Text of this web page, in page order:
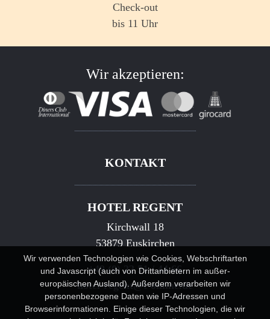
Check-out
bis 11 Uhr
Wir akzeptieren:
KONTAKT
HOTEL REGENT
Kirchwall 18
53879 Euskirchen
+49 (0) 22 51 / 44 66
hotel-regent@t-online.de
Wir verwenden Technologien wie Cookies, Webschriftarten
und Javascript (auch von Drittanbietern im außer-
europäischen Ausland). Außerdem verarbeiten wir
personenbezogene Daten wie IP-Adressen und
Browserinformationen. Einige dieser Technologien, die wir